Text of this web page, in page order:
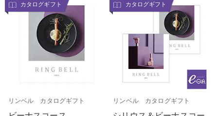
カタログギフト
リンベル カタログギフト
カタログギフト
リンベル カタログギフト